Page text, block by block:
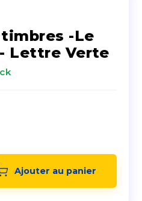
timbres -Le
Lettre Verte
Ajouter au panier